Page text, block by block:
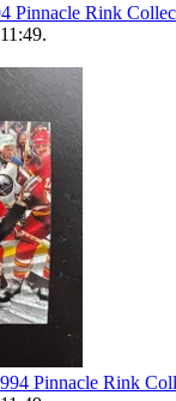
Pinnacle Rink
.
Pinnacle Rink